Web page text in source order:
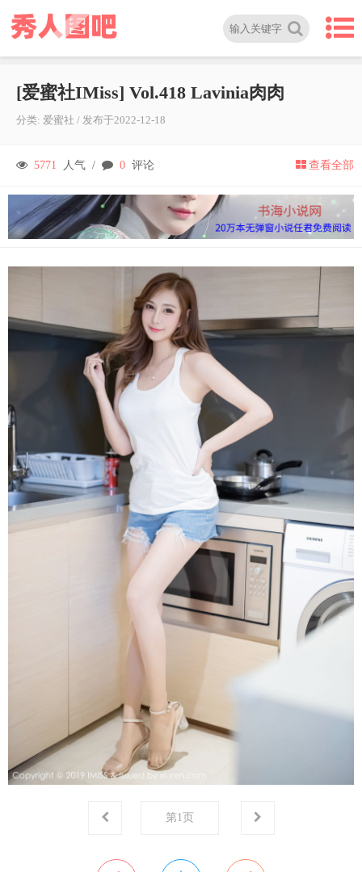
[爱蜜社IMiss] Vol.418 Lavinia肉肉
分类: 爱蜜社 / 发布于2022-12-18
5771 人气 / 0 评论 查看全部
第1页